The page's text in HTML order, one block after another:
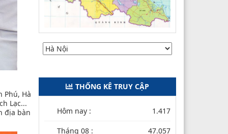
Phú, Hà
Lạc...
địa bàn
THỐNG KÊ TRUY CẬP
Hôm nay : 1.417
Tháng 08 : 47.057